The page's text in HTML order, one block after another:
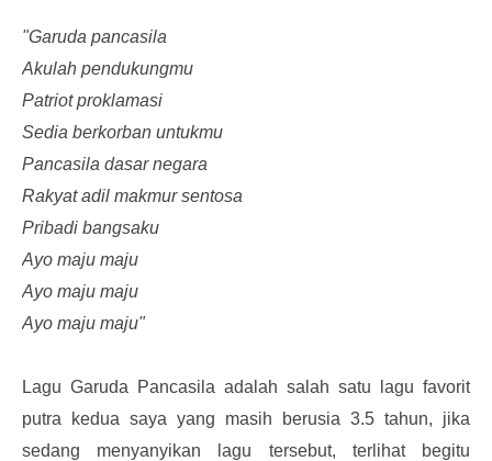
"Garuda pancasila
Akulah pendukungmu
Patriot proklamasi
Sedia berkorban untukmu
Pancasila dasar negara
Rakyat adil makmur sentosa
Pribadi bangsaku
Ayo maju maju
Ayo maju maju
Ayo maju maju"
Lagu Garuda Pancasila adalah salah satu lagu favorit
putra kedua saya yang masih berusia 3.5 tahun, jika
sedang menyanyikan lagu tersebut, terlihat begitu